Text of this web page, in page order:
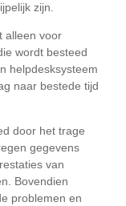
zijn.
alleen voor
wordt besteed
​​helpdesksysteem
naar bestede tijd
door het trage
gegevens
van
Bovendien
problemen en